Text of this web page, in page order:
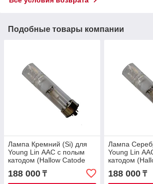
Подобные товары компании
Лампа Кремний (Si) для
Young Lin ААС с полым
катодом (Hallow Catode
188 000 ₸
Лампа
Young Lin
катодом
188 000₸